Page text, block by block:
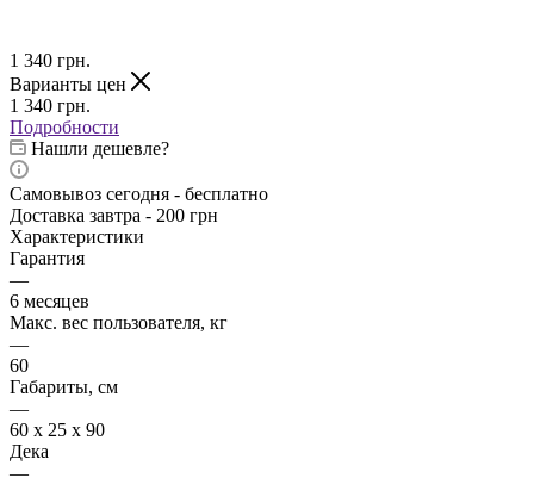
1 340 грн.
Варианты цен
1 340 грн.
Подробности
Нашли дешевле?
Самовывоз сегодня - бесплатно
Доставка завтра - 200 грн
Характеристики
Гарантия
—
6 месяцев
Макс. вес пользователя, кг
—
60
Габариты, см
—
60 х 25 х 90
Дека
—